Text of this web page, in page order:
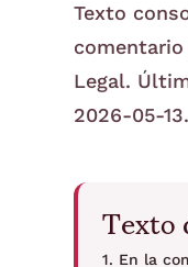
Texto
Legal.
2026-05-13.
1. En la